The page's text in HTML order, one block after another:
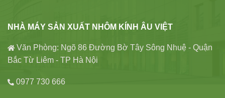
NHÀ MÁY SẢN XUẤT NHÔM KÍNH ÂU VIỆT
Văn Phòng: Ngõ 86 Đường Bờ Tây Sông Nhuệ - Quận
Bắc Từ Liêm - TP Hà Nội
0977 730 666